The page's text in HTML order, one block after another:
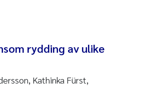
rydding av ulike
Kathinka Fürst,